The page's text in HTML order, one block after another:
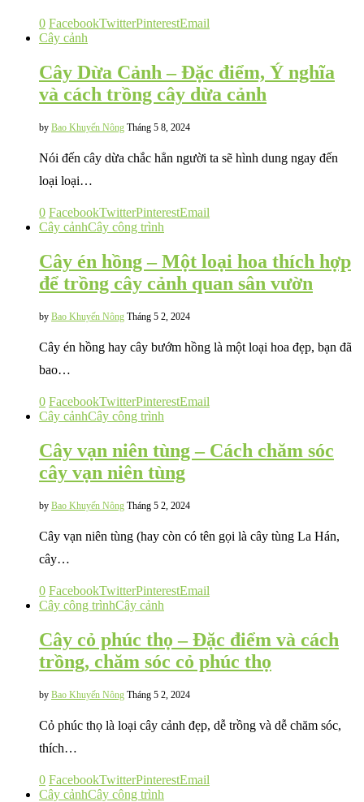
0 FacebookTwitterPinterestEmail
Cây cảnh
Cây Dừa Cảnh – Đặc điểm, Ý nghĩa
và cách trồng cây dừa cảnh
by Bao Khuyến Nông Tháng 5 8, 2024
Nói đến cây dừa chắc hẳn người ta sẽ hình dung ngay đến
loại loại…
0 FacebookTwitterPinterestEmail
Cây cảnhCây công trình
Cây én hồng – Một loại hoa thích hợp
để trồng cây cảnh quan sân vườn
by Bao Khuyến Nông Tháng 5 2, 2024
Cây én hồng hay cây bướm hồng là một loại hoa đẹp, bạn đã
bao…
0 FacebookTwitterPinterestEmail
Cây cảnhCây công trình
Cây vạn niên tùng – Cách chăm sóc
cây vạn niên tùng
by Bao Khuyến Nông Tháng 5 2, 2024
Cây vạn niên tùng (hay còn có tên gọi là cây tùng La Hán,
cây…
0 FacebookTwitterPinterestEmail
Cây công trìnhCây cảnh
Cây cỏ phúc thọ – Đặc điểm và cách
trồng, chăm sóc cỏ phúc thọ
by Bao Khuyến Nông Tháng 5 2, 2024
Cỏ phúc thọ là loại cây cảnh đẹp, dễ trồng và dễ chăm sóc,
thích…
0 FacebookTwitterPinterestEmail
Cây cảnhCây công trình